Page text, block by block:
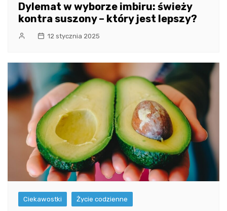
Dylemat w wyborze imbiru: świeży
kontra suszony – który jest lepszy?
12 stycznia 2025
Ciekawostki Życie codzienne